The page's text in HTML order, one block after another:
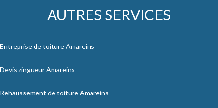
AUTRES SERVICES
Entreprise de toiture Amareins
Devis zingueur Amareins
Rehaussement de toiture Amareins